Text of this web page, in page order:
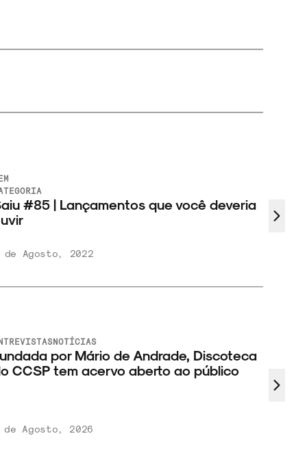
#85 | Lançamentos que você deveria
de Agosto, 2022
ouvir
NOTÍCIAS
por Mário de Andrade, Discoteca
CCSP tem acervo aberto ao público
de Agosto, 2026